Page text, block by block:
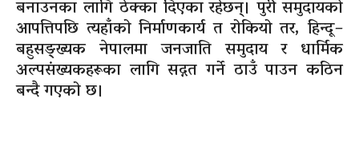
बनाउनका लागि ठेक्का दिएका रहेछन्। पुरी समुदायको
आपत्तिपछि त्यहाँको निर्माणकार्य त रोकियो तर, हिन्दू–
बहुसङ्ख्यक नेपालमा जनजाति समुदाय र धार्मिक
अल्पसंख्यकहरूका लागि सद्गत गर्ने ठाउँ पाउन कठिन
बन्दै गएको छ।